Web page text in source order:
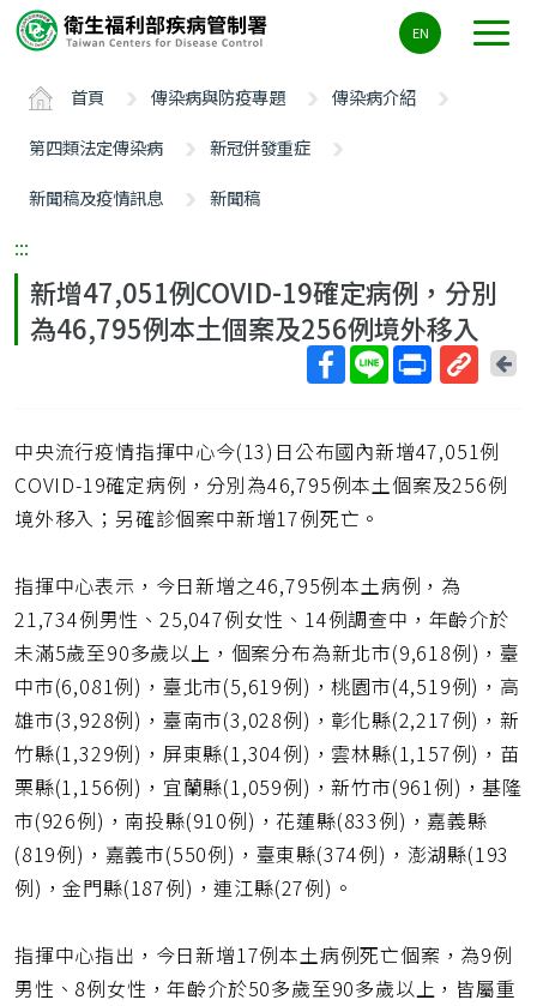
要
ALT+C
EN
首頁 傳染病與防疫專題
傳染病介紹
第四類法定傳染病
新冠併發重症
新聞稿及疫情訊息
新聞稿
:::
新增47,051例COVID-19確定病例，分別
為46,795例本土個案及256例境外移入
短
網
回
中央流行疫情指揮中心今(13)日公布國內新增47,051例
COVID-19確定病例，分別為46,795例本土個案及256例
境外移入；另確診個案中新增17例死亡。
指揮中心表示，今日新增之46,795例本土病例，為
21,734例男性、25,047例女性、14例調查中，年齡介於
未滿5歲至90多歲以上，個案分布為新北市(9,618例)，臺
中市(6,081例)，臺北市(5,619例)，桃園市(4,519例)，高
雄市(3,928例)，臺南市(3,028例)，彰化縣(2,217例)，新
竹縣(1,329例)，屏東縣(1,304例)，雲林縣(1,157例)，苗
栗縣(1,156例)，宜蘭縣(1,059例)，新竹市(961例)，基隆
市(926例)，南投縣(910例)，花蓮縣(833例)，嘉義縣
(819例)，嘉義市(550例)，臺東縣(374例)，澎湖縣(193
例)，金門縣(187例)，連江縣(27例)。
指揮中心指出，今日新增17例本土病例死亡個案，為9例
男性、8例女性，年齡介於50多歲至90多歲以上，皆屬重